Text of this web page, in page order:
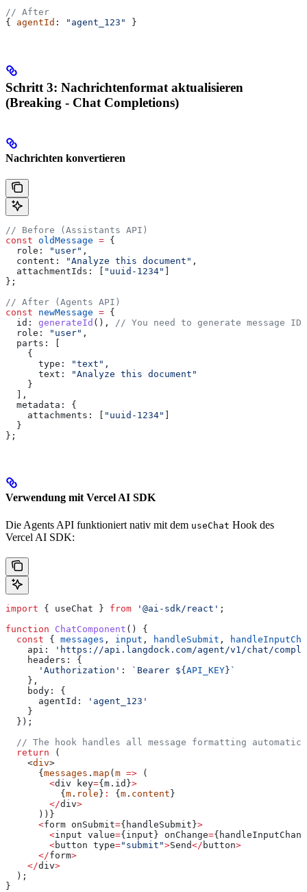
// After
{ agentId : "agent_123" }
Schritt 3: Nachrichtenformat aktualisieren
(Breaking - Chat Completions)
Nachrichten konvertieren
// Before (Assistants API)
const oldMessage = {
  role:
"user" ,
  content:
"Analyze this document" ,
  attachmentIds:
"uuid-1234"
};
// After (Agents API)
const newMessage = {
  id:
generateId (), // You need to generate message IDs
  role:
"user" ,
  parts:
    {
      type:
"text" ,
      text:
"Analyze this document"
    }
  ],
  metadata:
{
    attachments:
"uuid-1234"
  }
};
Verwendung mit Vercel AI SDK
Die Agents API funktioniert nativ mit dem useChat Hook des
Vercel AI SDK:
import { useChat } from '@ai-sdk/react' ;
function ChatComponent () {
  const
{ messages , input , handleSubmit ,
    api:
'https://api.langdock.com/agent/v1/chat/
    headers:
{
      'Authorization'
: `Bearer ${API_KEY} `
    },
    body:
{
      agentId:
'agent_123'
    }
  });
// The hook handles all message formatting
  return
(
    <
div>
      {
messages . map (m => (
        <
div key={m. id }>
          {
m . role} : {m . content}
        </
div>
      ))}
      <
form onSubmit={ handleSubmit}>
        <
input value={input} onChange={
        <
button type="submit">Send</ button>
      </
form>
    </
div>
  );
}